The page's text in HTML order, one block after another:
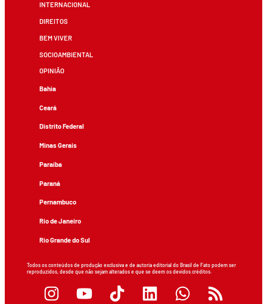
INTERNACIONAL
DIREITOS
BEM VIVER
SOCIOAMBIENTAL
OPINIÃO
Bahia
Ceará
Distrito Federal
Minas Gerais
Paraíba
Paraná
Pernambuco
Rio de Janeiro
Rio Grande do Sul
Todos os conteúdos de produção exclusiva e de autoria editorial do Brasil de Fato podem ser
reproduzidos, desde que não sejam alterados e que se deem os devidos créditos.